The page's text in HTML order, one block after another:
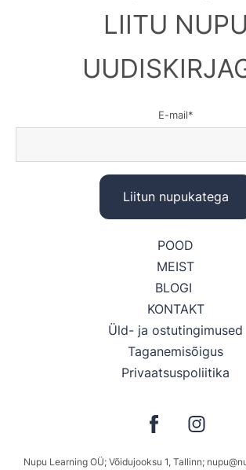
LIITU NUPU
E-mail
POOD
MEIST
BLOGI
KONTAKT
Üld- ja ostutingimused
Taganemisõigus
Privaatsuspoliitika
Nupu Learning OÜ; Võidujooksu 1, Tallinn;